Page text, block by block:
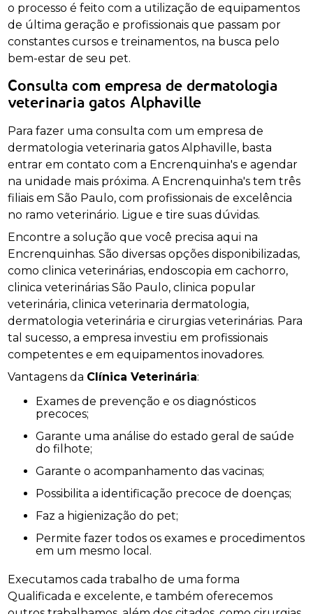
o processo é feito com a utilização de equipamentos
de última geração e profissionais que passam por
constantes cursos e treinamentos, na busca pelo
bem-estar de seu pet.
Consulta com empresa de dermatologia
veterinaria gatos Alphaville
Para fazer uma consulta com um empresa de
dermatologia veterinaria gatos Alphaville, basta
entrar em contato com a Encrenquinha's e agendar
na unidade mais próxima. A Encrenquinha's tem três
filiais em São Paulo, com profissionais de excelência
no ramo veterinário. Ligue e tire suas dúvidas.
Encontre a solução que você precisa aqui na
Encrenquinhas. São diversas opções disponibilizadas,
como clinica veterinárias, endoscopia em cachorro,
clinica veterinárias São Paulo, clinica popular
veterinária, clinica veterinaria dermatologia,
dermatologia veterinária e cirurgias veterinárias. Para
tal sucesso, a empresa investiu em profissionais
competentes e em equipamentos inovadores.
Vantagens da Clínica Veterinária:
Exames de prevenção e os diagnósticos
precoces;
Garante uma análise do estado geral de saúde
do filhote;
Garante o acompanhamento das vacinas;
Possibilita a identificação precoce de doenças;
Faz a higienização do pet;
Permite fazer todos os exames e procedimentos
em um mesmo local.
Executamos cada trabalho de uma forma
Qualificada e excelente, e também oferecemos